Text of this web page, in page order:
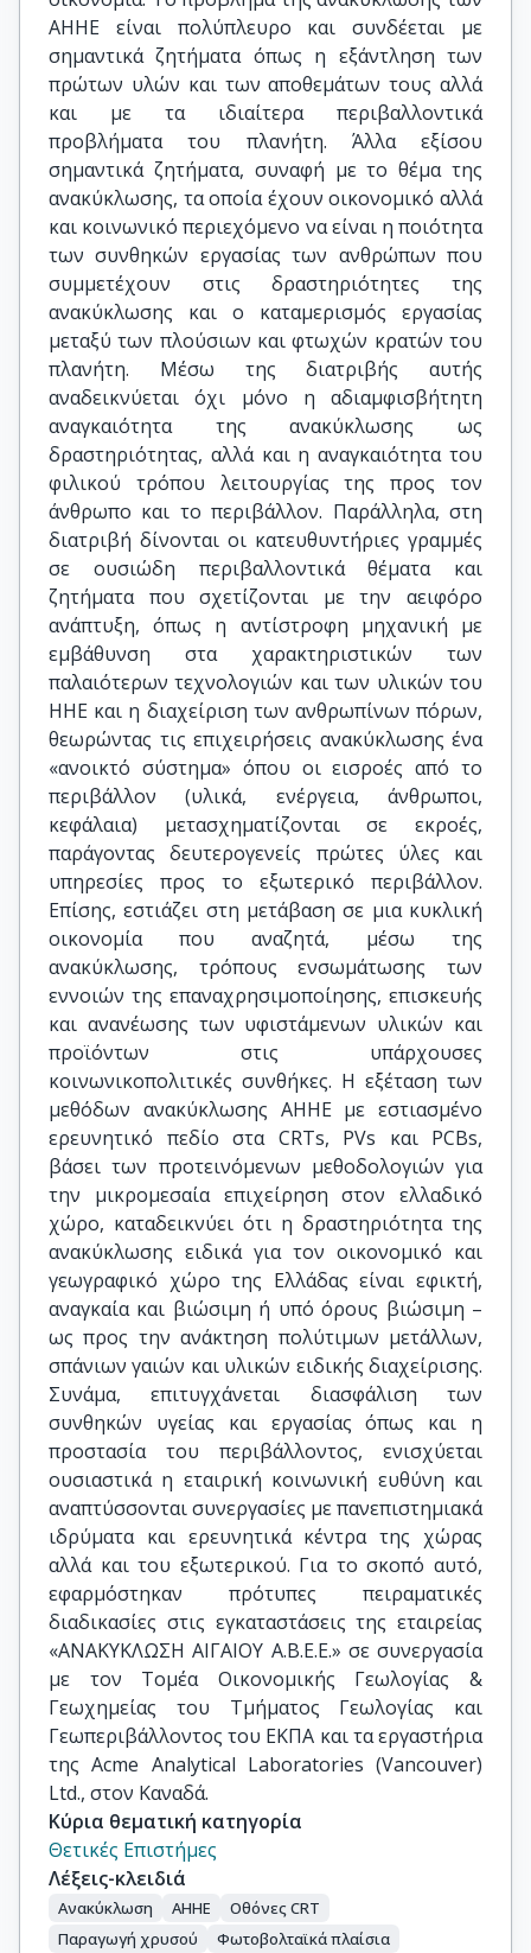
ΑΗΗΕ είναι πολύπλευρο και συνδέεται με
σημαντικά ζητήματα όπως η εξάντληση των
πρώτων υλών και των αποθεμάτων τους αλλά
και με τα ιδιαίτερα περιβαλλοντικά
προβλήματα του πλανήτη. Άλλα εξίσου
σημαντικά ζητήματα, συναφή με το θέμα της
ανακύκλωσης, τα οποία έχουν οικονομικό αλλά
και κοινωνικό περιεχόμενο να είναι η ποιότητα
των συνθηκών εργασίας των ανθρώπων που
συμμετέχουν στις δραστηριότητες της
ανακύκλωσης και ο καταμερισμός εργασίας
μεταξύ των πλούσιων και φτωχών κρατών του
πλανήτη. Μέσω της διατριβής αυτής
αναδεικνύεται όχι μόνο η αδιαμφισβήτητη
αναγκαιότητα της ανακύκλωσης ως
δραστηριότητας, αλλά και η αναγκαιότητα του
φιλικού τρόπου λειτουργίας της προς τον
άνθρωπο και το περιβάλλον. Παράλληλα, στη
διατριβή δίνονται οι κατευθυντήριες γραμμές
σε ουσιώδη περιβαλλοντικά θέματα και
ζητήματα που σχετίζονται με την αειφόρο
ανάπτυξη, όπως η αντίστροφη μηχανική με
εμβάθυνση στα χαρακτηριστικών των
παλαιότερων τεχνολογιών και των υλικών του
ΗΗΕ και η διαχείριση των ανθρωπίνων πόρων,
θεωρώντας τις επιχειρήσεις ανακύκλωσης ένα
«ανοικτό σύστημα» όπου οι εισροές από το
περιβάλλον (υλικά, ενέργεια, άνθρωποι,
κεφάλαια) μετασχηματίζονται σε εκροές,
παράγοντας δευτερογενείς πρώτες ύλες και
υπηρεσίες προς το εξωτερικό περιβάλλον.
Επίσης, εστιάζει στη μετάβαση σε μια κυκλική
οικονομία που αναζητά, μέσω της
ανακύκλωσης, τρόπους ενσωμάτωσης των
εννοιών της επαναχρησιμοποίησης, επισκευής
και ανανέωσης των υφιστάμενων υλικών και
προϊόντων στις υπάρχουσες
κοινωνικοπολιτικές συνθήκες. Η εξέταση των
μεθόδων ανακύκλωσης ΑΗΗΕ με εστιασμένο
ερευνητικό πεδίο στα CRTs, PVs και PCBs,
βάσει των προτεινόμενων μεθοδολογιών για
την μικρομεσαία επιχείρηση στον ελλαδικό
χώρο, καταδεικνύει ότι η δραστηριότητα της
ανακύκλωσης ειδικά για τον οικονομικό και
γεωγραφικό χώρο της Ελλάδας είναι εφικτή,
αναγκαία και βιώσιμη ή υπό όρους βιώσιμη –
ως προς την ανάκτηση πολύτιμων μετάλλων,
σπάνιων γαιών και υλικών ειδικής διαχείρισης.
Συνάμα, επιτυγχάνεται διασφάλιση των
συνθηκών υγείας και εργασίας όπως και η
προστασία του περιβάλλοντος, ενισχύεται
ουσιαστικά η εταιρική κοινωνική ευθύνη και
αναπτύσσονται συνεργασίες με πανεπιστημιακά
ιδρύματα και ερευνητικά κέντρα της χώρας
αλλά και του εξωτερικού. Για το σκοπό αυτό,
εφαρμόστηκαν πρότυπες πειραματικές
διαδικασίες στις εγκαταστάσεις της εταιρείας
«ΑΝΑΚΥΚΛΩΣΗ ΑΙΓΑΙΟΥ Α.Β.Ε.Ε.» σε συνεργασία
με τον Τομέα Οικονομικής Γεωλογίας &
Γεωχημείας του Τμήματος Γεωλογίας και
Γεωπεριβάλλοντος του ΕΚΠΑ και τα εργαστήρια
της Acme Analytical Laboratories (Vancouver)
Ltd., στον Καναδά.
Κύρια θεματική κατηγορία
Θετικές Επιστήμες
Λέξεις-κλειδιά
Ανακύκλωση ΑΗΗΕ
Οθόνες CRT
Παραγωγή χρυσού
Φωτοβολταϊκά πλαίσια